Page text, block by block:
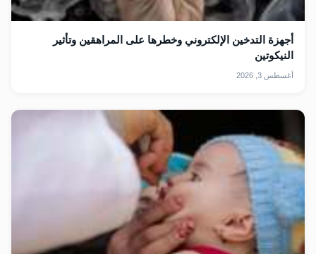
أجهزة التدخين الإلكتروني وخطرها على المراهقين وتأثير
النيكوتين
أغسطس 3, 2026